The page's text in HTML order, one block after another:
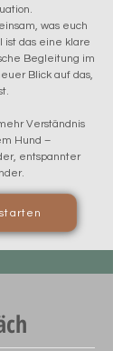
was euch
ist das eine klare
Begleitung im
Blick auf das,
Verständnis
Hund –
entspannter